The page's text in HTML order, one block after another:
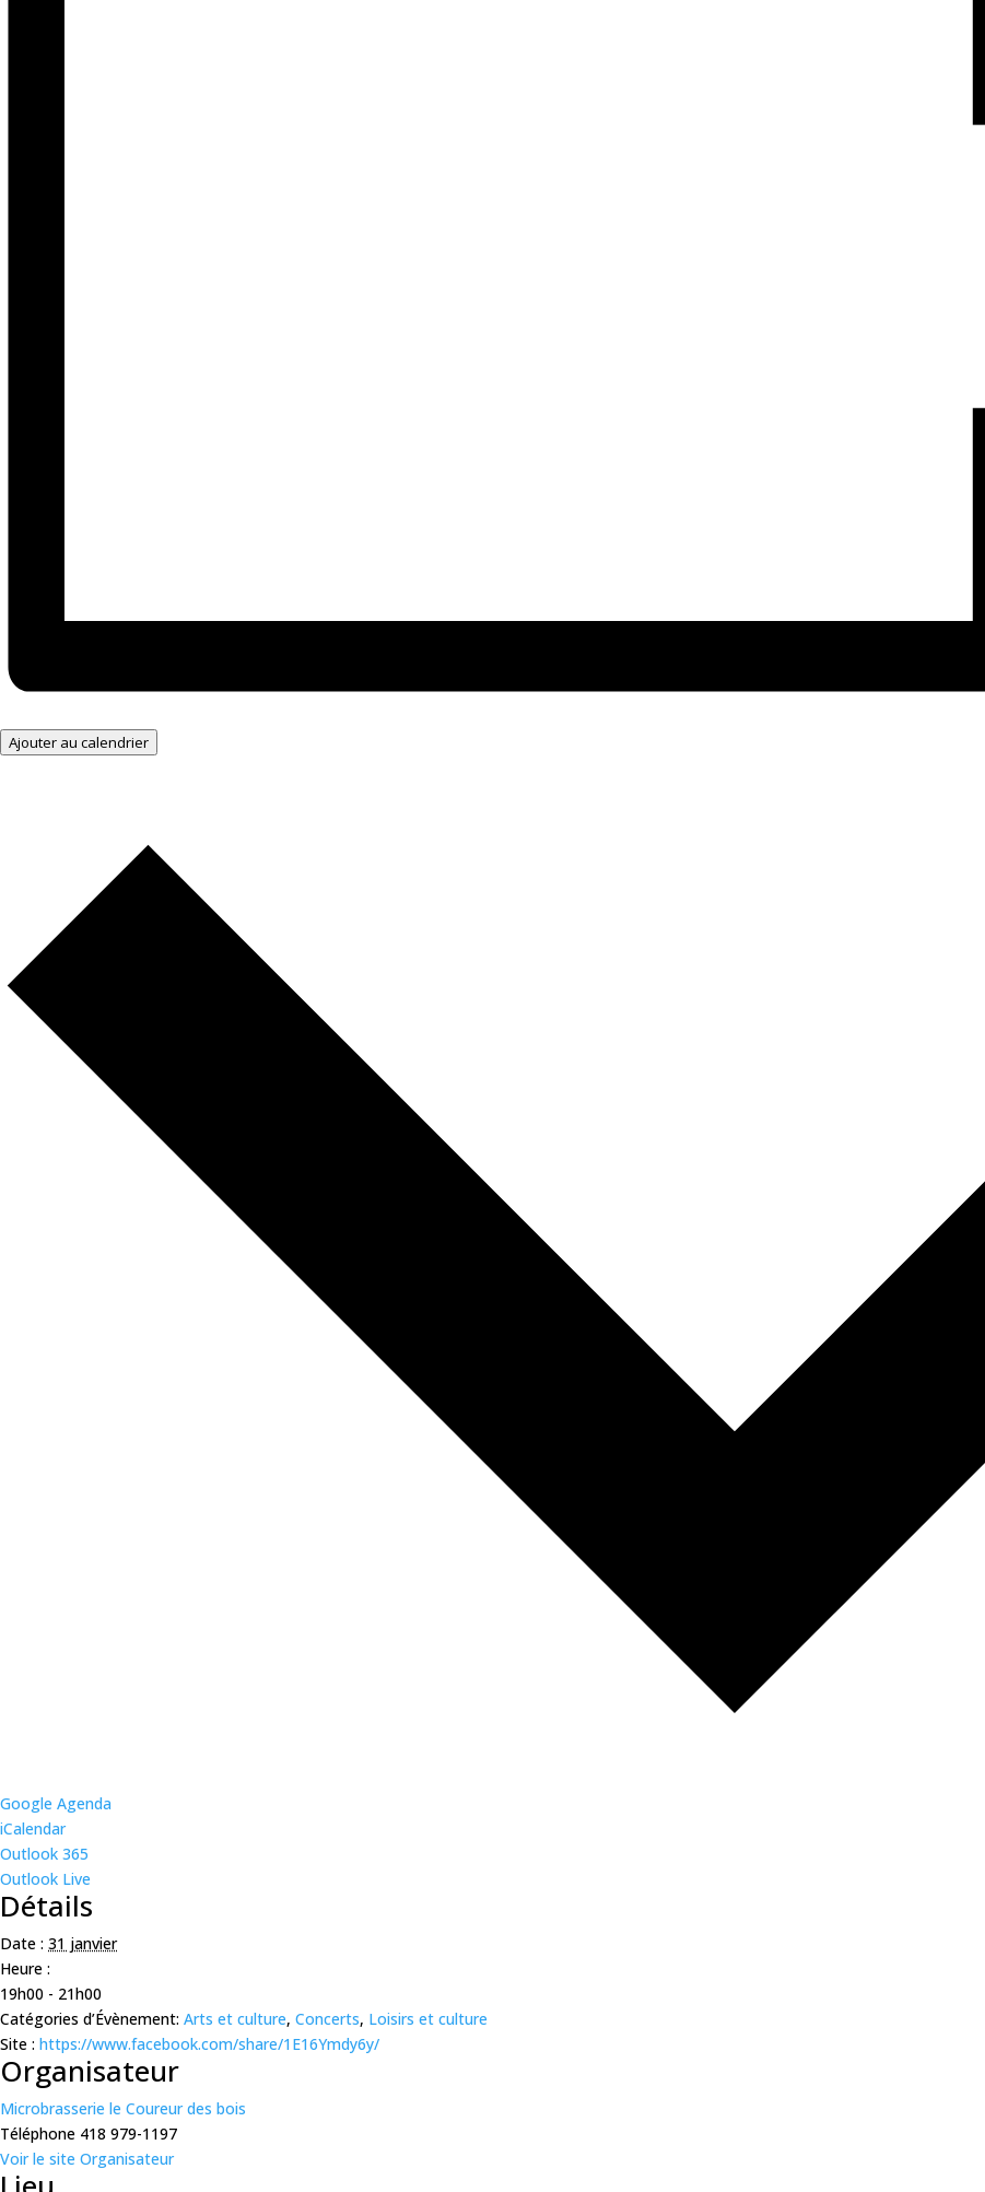
Ajouter au calendrier
Google Agenda
iCalendar
Outlook 365
Outlook Live
Détails
Date : 31 janvier
Heure :
19h00 - 21h00
Catégories d’Évènement: Arts et culture, Concerts, Loisirs et culture
Site : https://www.facebook.com/share/1E16Ymdy6y/
Organisateur
Microbrasserie le Coureur des bois
Téléphone 418 979-1197
Voir le site Organisateur